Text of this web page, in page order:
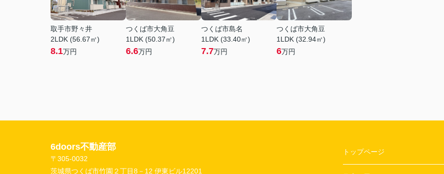
取手市野々井
2LDK (56.67㎡)
8.1万円
つくば市大角豆
1LDK (50.37㎡)
6.6万円
つくば市島名
1LDK (33.40㎡)
7.7万円
つくば市大角豆
1LDK (32.94㎡)
6万円
6doors不動産部
〒305-0032
茨城県つくば市竹園２丁目8－12 伊東ビル12201
トップページ